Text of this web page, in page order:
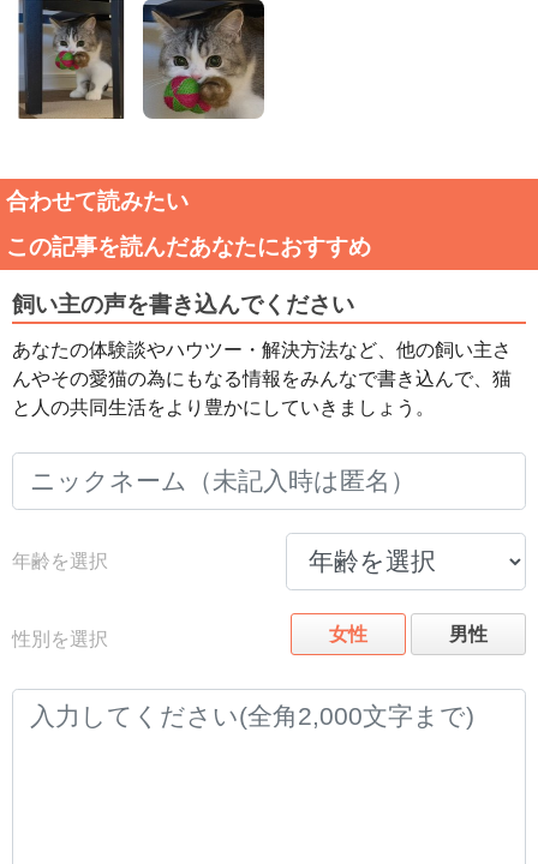
合わせて読みたい
この記事を読んだあなたにおすすめ
飼い主の声を書き込んでください
あなたの体験談やハウツー・解決方法など、他の飼い主さ
んやその愛猫の為にもなる情報をみんなで書き込んで、猫
と人の共同生活をより豊かにしていきましょう。
年齢を選択
性別を選択 女性 男性